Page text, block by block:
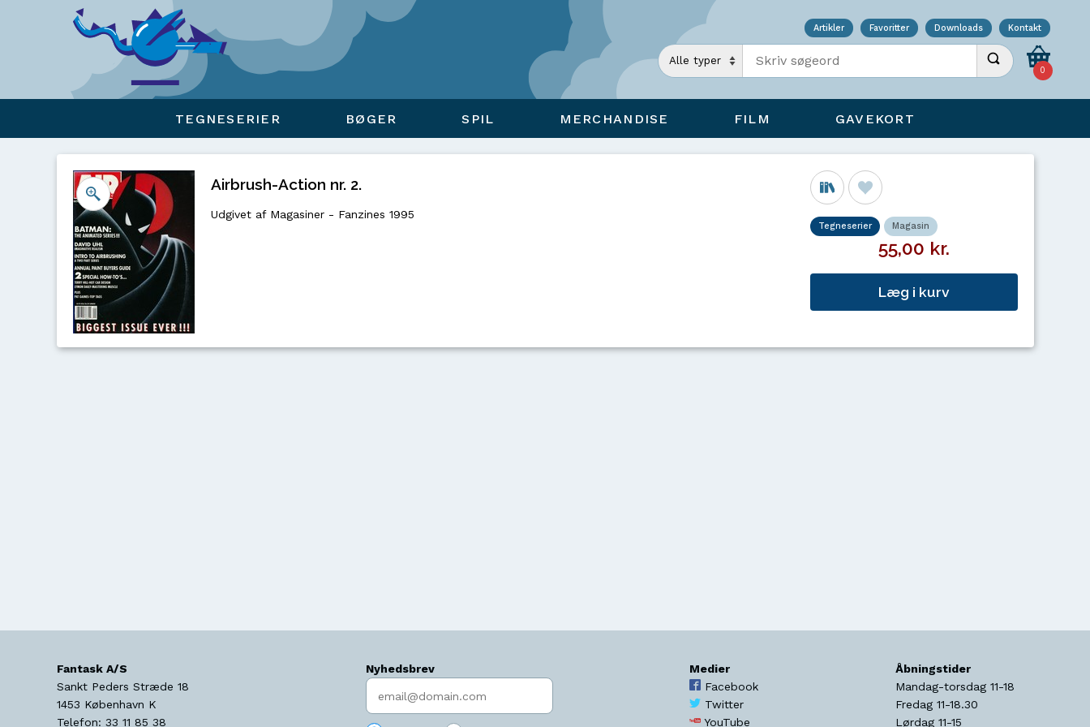
Artikler Favoritter Downloads Kontakt
Indtast søgeord Udfør søgning
0
TEGNESERIER BØGER SPIL MERCHANDISE FILM GAVEKORT
Airbrush-Action nr. 2.
Udgivet af Magasiner - Fanzines 1995
Tegneserier Magasin
55,00 kr.
Læg i kurv
Fantask A/S
Sankt Peders Stræde 18
1453 København K
Telefon: 33 11 85 38
Nyhedsbrev
Indtast søgeord
Medier
Facebook
Twitter
YouTube
Åbningstider
Mandag-torsdag 11-18
Fredag 11-18.30
Lørdag 11-15
Viser overlay for indkøbskurv